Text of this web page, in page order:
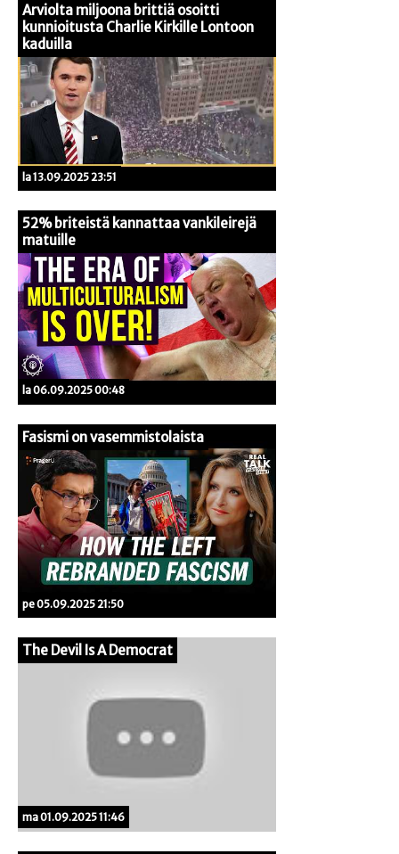
Arviolta miljoona brittiä osoitti
kunnioitusta Charlie Kirkille Lontoon
kaduilla
la 13.09.2025 23:51
52% briteistä kannattaa vankileirejä
matuille
la 06.09.2025 00:48
Fasismi on vasemmistolaista
pe 05.09.2025 21:50
The Devil Is A Democrat
ma 01.09.2025 11:46